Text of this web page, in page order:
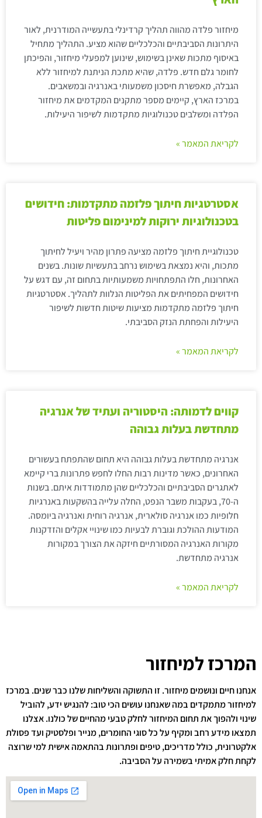
מיחזור פלדה מהווה תהליך קרדינלי בתעשייה המודרנית, לאור
היתרונות הסביבתיים והכלכליים שהוא מציע. התהליך מתחיל
באיסוף מתכות שאינן בשימוש, שינוען למפעלי מיחזור, והפיכתן
לחומר גלם חדש. פלדה, שהיא מתכת הניתנת למיחזור ללא
הגבלה, מאפשרת חיסכון משמעותי באנרגיה ובמשאבים.
במרכז הארץ, קיימים מספר מתקנים המקדמים את מיחזור
הפלדה ומשלבים טכנולוגיות מתקדמות לשיפור היעילות.
לקריאת המאמר »
אסטרטגיות חיתוך פלזמה מתקדמות: חידושים
בטכנולוגיות ירוקות למינימום פליטות
טכנולוגיית חיתוך פלזמה מציעה פתרון מהיר ויעיל לחיתוך
מתכות, והיא נמצאת בשימוש נרחב בתעשיות שונות. בשנים
האחרונות, חלו התפתחויות משמעותיות בתחום זה, עם דגש על
חידושים המפחיתים את הפליטות הנלוות לתהליך. אסטרטגיות
חיתוך פלזמה מתקדמות מציעות שיטות חדשות לשיפור
היעילות והפחתת הנזק הסביבתי.
לקריאת המאמר »
קווים לדמותה: היסטוריה ועתיד של אנרגיה
מתחדשת בעלות גבוהה
אנרגיה מתחדשת בעלות גבוהה היא תחום שהתפתח בעשורים
האחרונים, כאשר מדינות רבות החלו לחפש פתרונות ברי קיימא
לאתגרים הסביבתיים והכלכליים שהן מתמודדות איתם. בשנות
ה-70, בעקבות משבר הנפט, החלה עלייה בהשקעות באנרגיות
חלופיות כמו אנרגיה סולארית, אנרגיה רוחית ואנרגיה ביומסה.
המודעות ההולכת וגוברת לבעיות כמו שינויי אקלים והזדקנות
מקורות האנרגיה המסורתיים חיזקה את הצורך במקורות
אנרגיה מתחדשת.
לקריאת המאמר »
המרכז למיחזור
אנחנו חיים ונושמים מיחזור. זו התשוקה והשליחות שלנו כבר שנים. במרכז
למיחזור מתמקדים במה שאנחנו עושים הכי טוב: להנגיש ידע, להוביל
שינוי ולהפוך את תחום המיחזור לחלק טבעי מהחיים של כולנו. אצלנו
תמצאו מידע רחב ומקיף על כל סוגי החומרים, מנייר ופלסטיק ועד פסולת
אלקטרונית, כולל מדריכים, טיפים ופתרונות בהתאמה אישית למי שרוצה
לקחת חלק אמיתי בשמירה על הסביבה.